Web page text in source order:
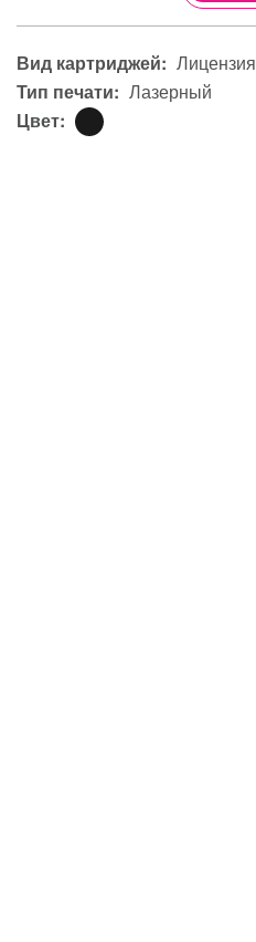
Вид картриджей: Лицензия
Тип печати: Лазерный
Цвет: